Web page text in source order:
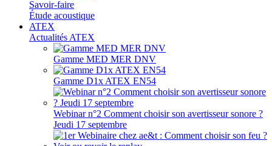
Savoir-faire
Étude acoustique
ATEX
Actualités ATEX
Gamme MED MER DNV
Gamme D1x ATEX EN54
Webinar n°2 Comment choisir son avertisseur sonore ?
Jeudi 17 septembre